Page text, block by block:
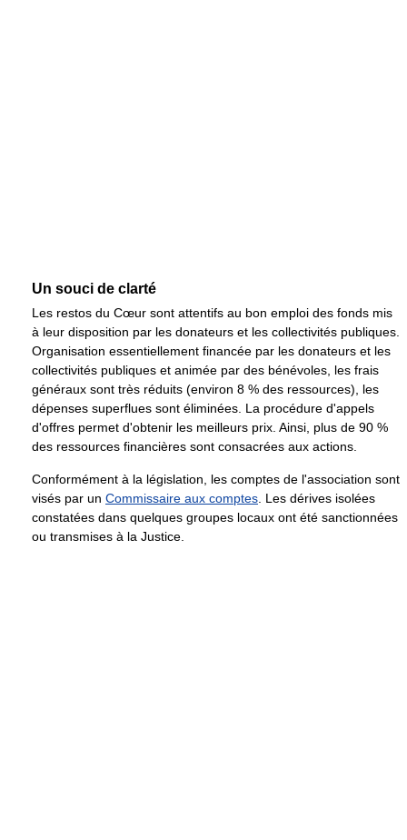
Un souci de clarté
Les restos du Cœur sont attentifs au bon emploi des fonds mis
à leur disposition par les donateurs et les collectivités publiques.
Organisation essentiellement financée par les donateurs et les
collectivités publiques et animée par des bénévoles, les frais
généraux sont très réduits (environ 8 % des ressources), les
dépenses superflues sont éliminées. La procédure d'appels
d'offres permet d'obtenir les meilleurs prix. Ainsi, plus de 90 %
des ressources financières sont consacrées aux actions.
Conformément à la législation, les comptes de l'association sont
visés par un Commissaire aux comptes . Les dérives isolées
constatées dans quelques groupes locaux ont été sanctionnées
ou transmises à la Justice.